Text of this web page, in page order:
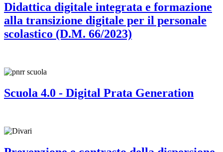
Didattica digitale integrata e formazione
alla transizione digitale per il personale
scolastico (D.M. 66/2023)
Scuola 4.0 - Digital Prata Generation